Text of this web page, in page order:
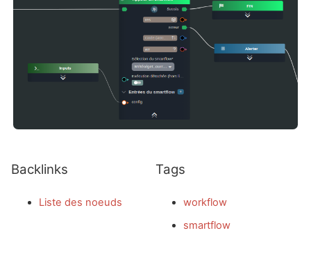
Backlinks
Liste des noeuds
Tags
workflow
smartflow